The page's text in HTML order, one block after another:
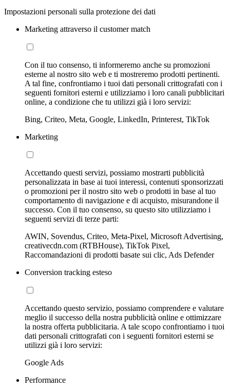
Impostazioni personali sulla protezione dei dati
Marketing attraverso il customer match
Con il tuo consenso, ti informeremo anche su promozioni
esterne al nostro sito web e ti mostreremo prodotti pertinenti.
A tal fine, confrontiamo i tuoi dati personali crittografati con i
seguenti fornitori esterni e utilizziamo i loro canali pubblicitari
online, a condizione che tu utilizzi già i loro servizi:
Bing, Criteo, Meta, Google, LinkedIn, Printerest, TikTok
Marketing
Accettando questi servizi, possiamo mostrarti pubblicità
personalizzata in base ai tuoi interessi, contenuti sponsorizzati
o promozioni per il nostro sito web o prodotti in base al tuo
comportamento di navigazione e di acquisto, misurandone il
successo. Con il tuo consenso, su questo sito utilizziamo i
seguenti servizi di terze parti:
AWIN, Sovendus, Criteo, Meta-Pixel, Microsoft Advertising,
creativecdn.com (RTBHouse), TikTok Pixel,
Raccomandazioni di prodotti basate sui clic, Ads Defender
Conversion tracking esteso
Accettando questo servizio, possiamo comprendere e valutare
meglio il successo della nostra pubblicità online e ottimizzare
la nostra offerta pubblicitaria. A tale scopo confrontiamo i tuoi
dati personali crittografati con i seguenti fornitori esterni se
utilizzi già i loro servizi:
Google Ads
Performance